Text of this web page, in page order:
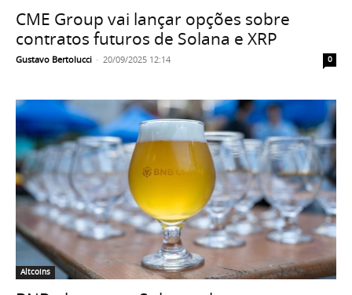
CME Group vai lançar opções sobre
contratos futuros de Solana e XRP
Gustavo Bertolucci - 20/09/2025 12:14 0
Altcoins